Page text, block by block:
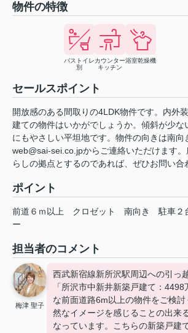
物件の特徴
バストイレ
別
カウンター
キッチン
浴室乾燥機
セールスポイント
開放感のある間取りの4LDK物件です。内外
建ての物件はいかがでしょうか。傾斜が少な
にもやさしい平坦地です。物件の向きは南向
web@sai-sei.co.jpからご連絡いただけます
らしの拠点とするのであれば、ぜひお問い合
ポイント
前道６ｍ以上 クロゼット 南向き 駐車２
ー
担当者のコメント
梅津 聖子
西武新宿線新所沢駅周辺への引っ
「所沢市中新井新築戸建て：
な前面道路6m以上の物件をご検討
然なイメージを感じることの出来
なっています。こちらの新築戸建